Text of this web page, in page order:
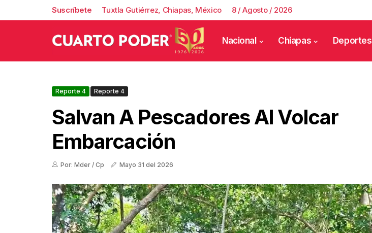
Suscríbete Tuxtla Gutiérrez, Chiapas, México 8 / Agosto / 2026
Nacional Chiapas Deportes
Reporte 4 Reporte 4
Salvan A Pescadores Al Volcar
Embarcación
Por: Mder / Cp Mayo 31 del 2026